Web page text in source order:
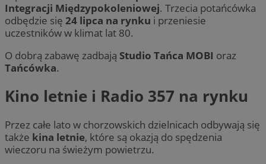
Integracji Międzypokoleniowej. Trzecia potańcówka
odbędzie się 24 lipca na rynku i przeniesie
uczestników w klimat lat 80.
O dobrą zabawę zadbają Studio Tańca MOBI oraz
Tańcówka.
Kino letnie i Radio 357 na rynku
Przez całe lato w chorzowskich dzielnicach odbywają się
także kina letnie, które są okazją do spędzenia
wieczoru na świeżym powietrzu.